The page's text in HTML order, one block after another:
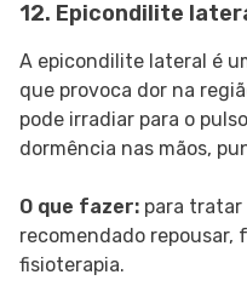
12. Epicondilite
A epicondilite lateral é
que provoca dor na
pode irradiar para o
dormência nas mãos,
O que fazer: para tratar
recomendado repousar,
fisioterapia.